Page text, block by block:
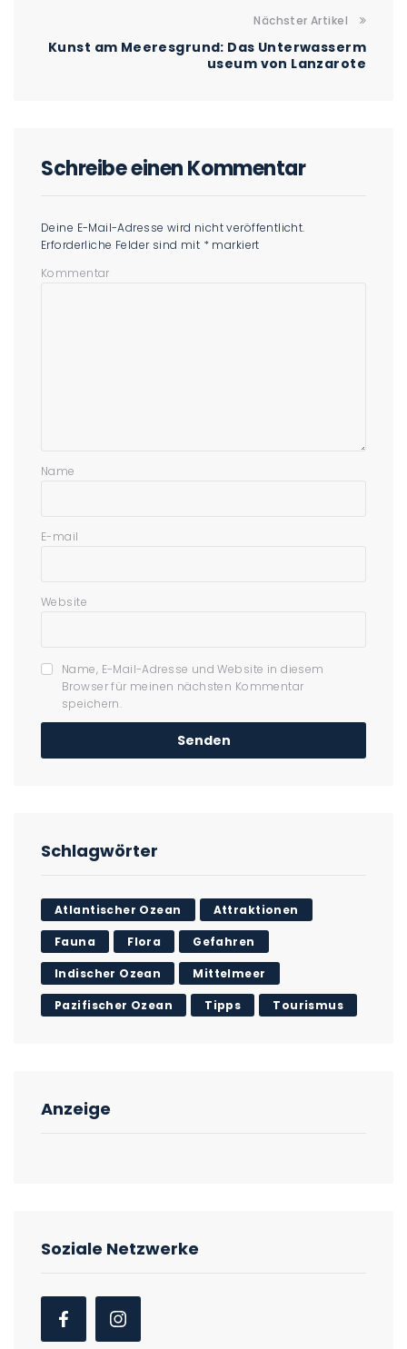
Nächster Artikel
Kunst am Meeresgrund: Das Unterwasserm
useum von Lanzarote
Schreibe einen Kommentar
Deine E-Mail-Adresse wird nicht veröffentlicht.
Erforderliche Felder sind mit * markiert
Kommentar
Name
E-mail
Website
Name, E-Mail-Adresse und Website in diesem
Browser für meinen nächsten Kommentar
speichern.
Schlagwörter
Atlantischer Ozean Attraktionen
Fauna Flora Gefahren
Indischer Ozean Mittelmeer
Pazifischer Ozean Tipps Tourismus
Anzeige
Soziale Netzwerke